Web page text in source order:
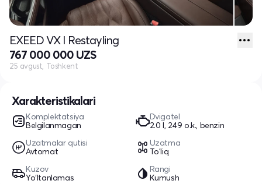
Xarakteristikalari
Komplektatsiya
Belgilanmagan
Dvigatel
2.0 l, 249 o.k., benzin
Uzatmalar qutisi
Avtomat
Uzatma
To'liq
Kuzov
Yo‘ltanlamas
Rangi
Kumush
EXEED VX I Restayling
767 000 000 UZS
25 avgust, Toshkent